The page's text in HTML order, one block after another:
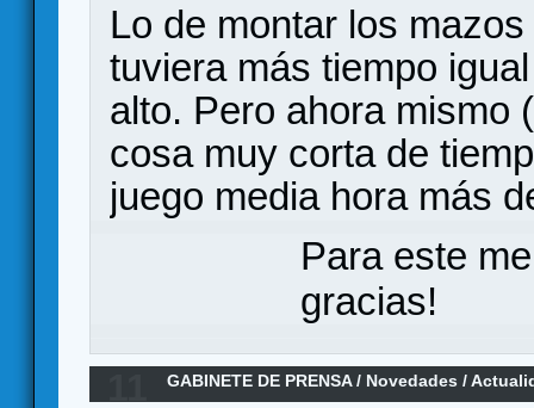
Lo de montar los
tuviera más tiempo
alto. Pero ahora mismo
cosa muy corta de
juego media hora más
Para este
gracias!
GABINETE DE PRENSA/ Novedades /